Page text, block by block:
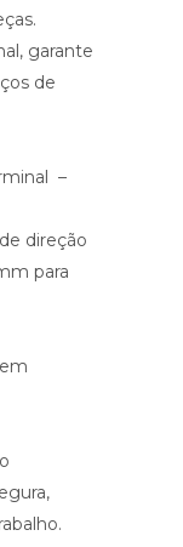
garante
de
–
direção
para